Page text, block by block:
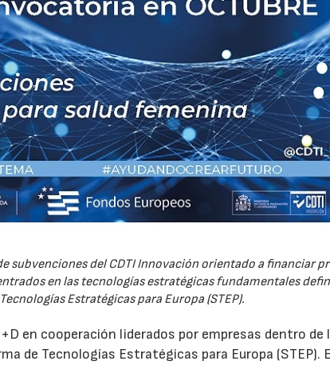
subvenciones del CDTI Innovación orientado a financiar
en las tecnologías estratégicas fundamentales
Estratégicas para Europa (STEP).
en cooperación liderados por empresas dentro de
de Tecnologías Estratégicas para Europa (STEP).